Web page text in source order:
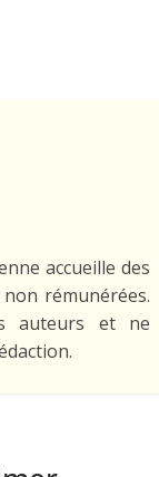
accueille des
rémunérées.
auteurs et ne